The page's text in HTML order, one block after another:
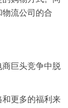
流公司的合
巨头竞争中脱
更多的福利来